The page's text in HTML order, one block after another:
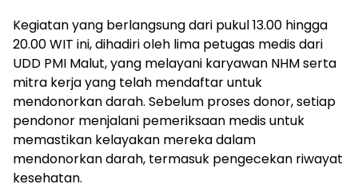
Kegiatan yang berlangsung dari pukul 13.00 hingga
20.00 WIT ini, dihadiri oleh lima petugas medis dari
UDD PMI Malut, yang melayani karyawan NHM serta
mitra kerja yang telah mendaftar untuk
mendonorkan darah. Sebelum proses donor, setiap
pendonor menjalani pemeriksaan medis untuk
memastikan kelayakan mereka dalam
mendonorkan darah, termasuk pengecekan riwayat
kesehatan.